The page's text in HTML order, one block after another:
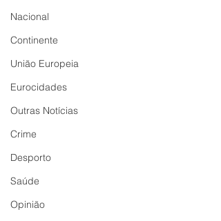
Nacional
Continente
União Europeia
Eurocidades
Outras Notícias
Crime
Desporto
Saúde
Opinião